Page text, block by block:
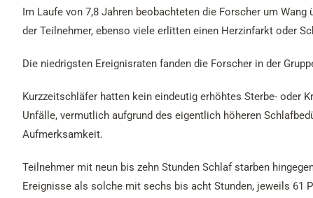
Im Laufe von 7,8 Jahren beobachteten die Forscher um
der Teilnehmer, ebenso viele erlitten einen Herzinfarkt oder
Die niedrigsten Ereignisraten fanden die Forscher in der
Kurzzeitschläfer hatten kein eindeutig erhöhtes Sterbe- oder
Unfälle, vermutlich aufgrund des eigentlich höheren
Aufmerksamkeit.
Teilnehmer mit neun bis zehn Stunden Schlaf starben
Ereignisse als solche mit sechs bis acht Stunden, jeweils 61